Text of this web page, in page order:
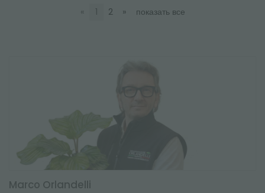
«
1 2 » показать все
Marco Orlandelli